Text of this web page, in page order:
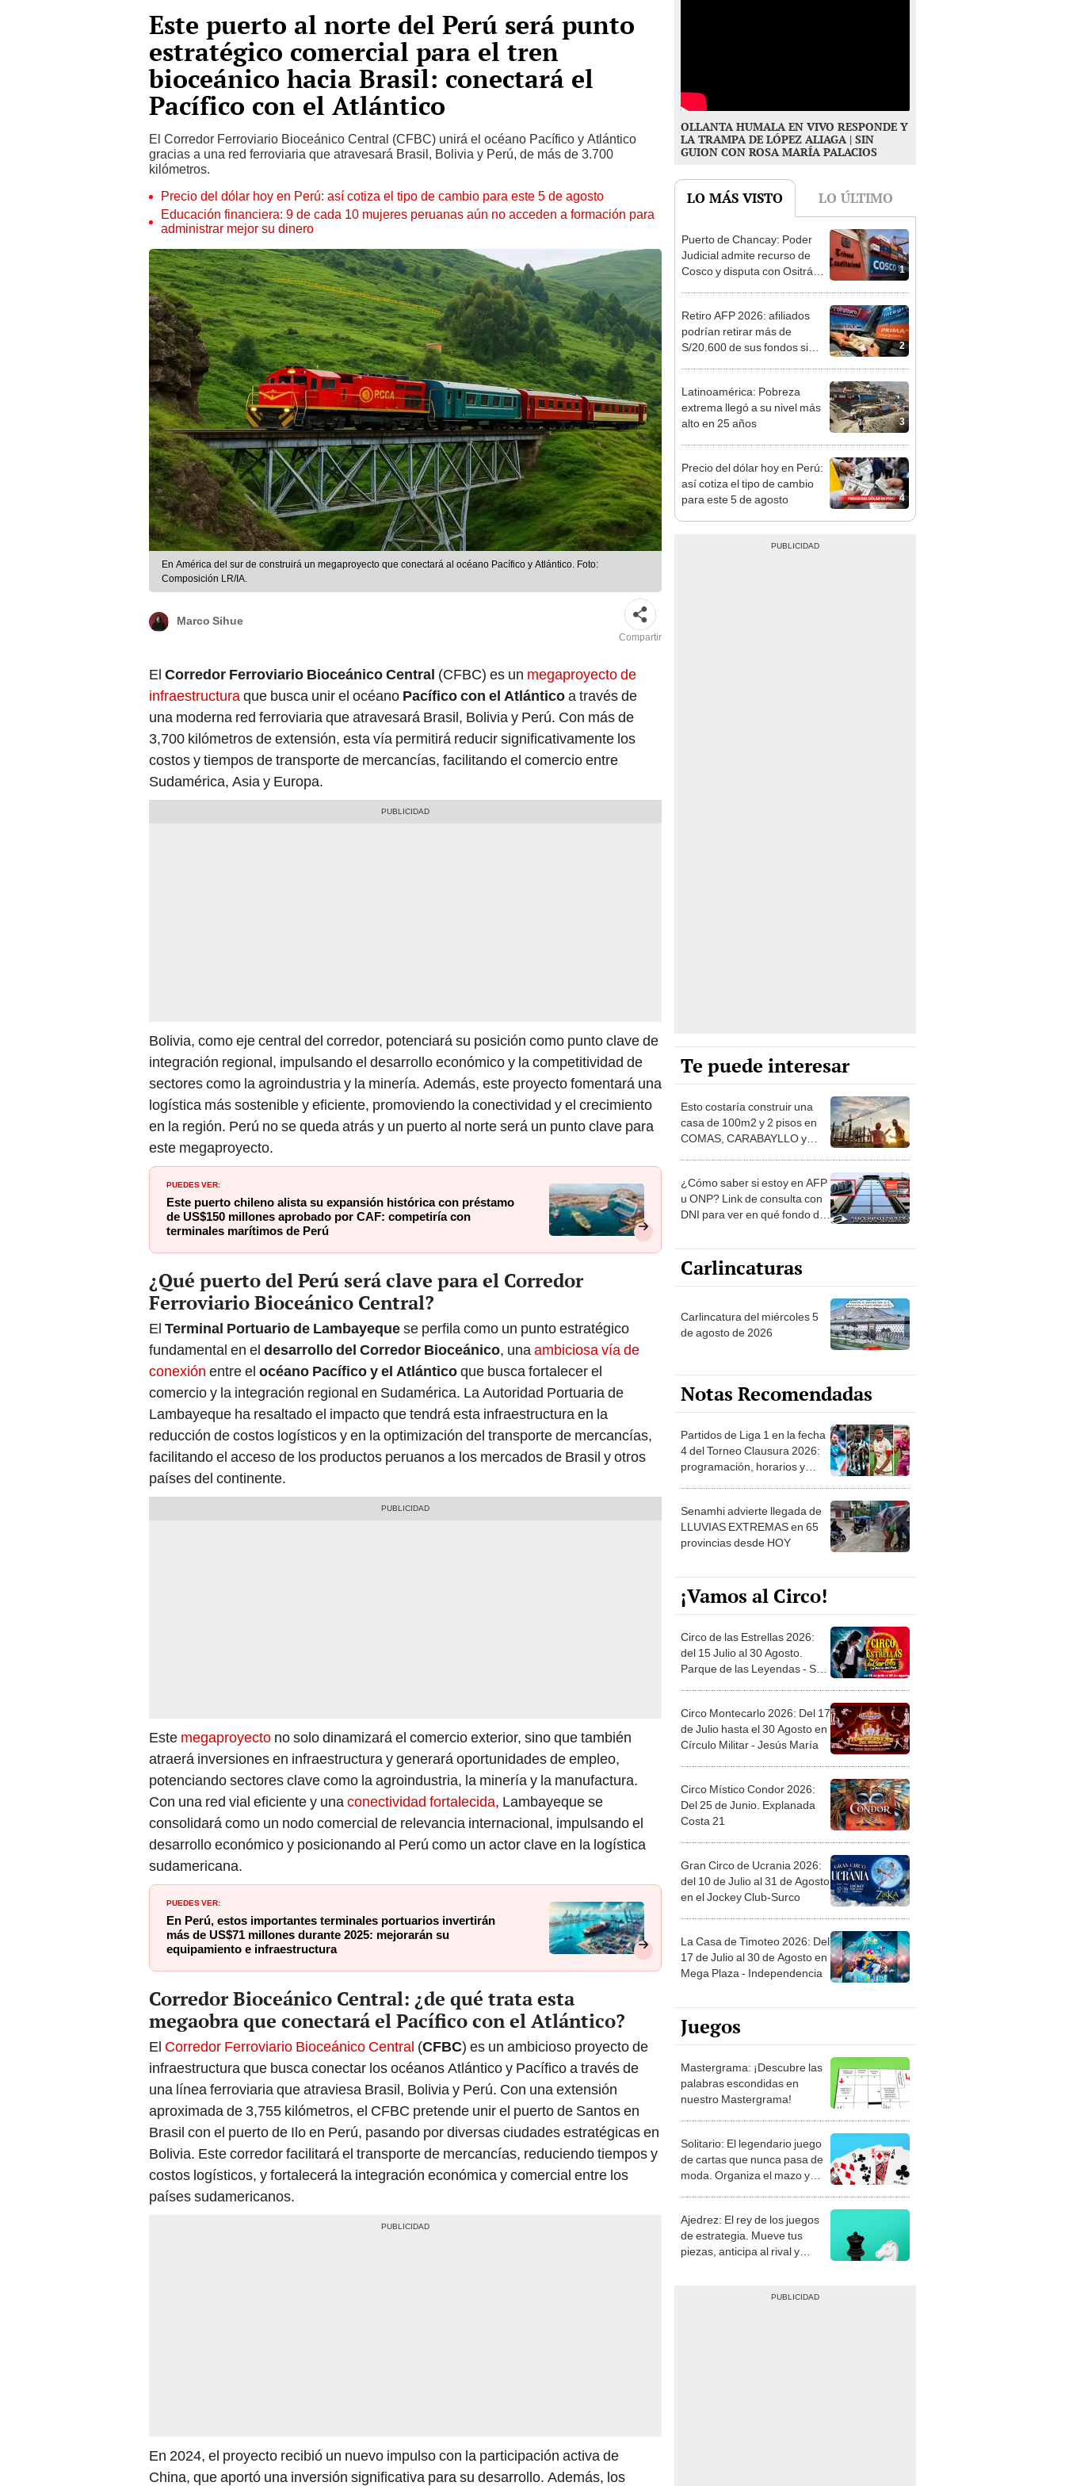
Este puerto al norte del Perú será punto
estratégico comercial para el tren
bioceánico hacia Brasil: conectará el
Pacífico con el Atlántico
El Corredor Ferroviario Bioceánico Central (CFBC) unirá el océano Pacífico y Atlántico
gracias a una red ferroviaria que atravesará Brasil, Bolivia y Perú, de más de 3.700
kilómetros.
Precio del dólar hoy en Perú: así cotiza el tipo de cambio para este 5 de agosto
Educación financiera: 9 de cada 10 mujeres peruanas aún no acceden a formación para
administrar mejor su dinero
En América del sur de construirá un megaproyecto que conectará al océano Pacífico y Atlántico. Foto:
Composición LR/IA.
Marco Sihue
Compartir
El Corredor Ferroviario Bioceánico Central (CFBC) es un megaproyecto de
infraestructuraque busca unir el océano Pacífico con el Atlánticoa través de
una moderna red ferroviaria que atravesará Brasil, Bolivia y Perú. Con más de
3,700 kilómetros de extensión, esta vía permitirá reducir significativamente los
costos y tiempos de transporte de mercancías, facilitando el comercio entre
Sudamérica, Asia y Europa.
Bolivia, como eje central del corredor, potenciará su posición como punto clave de
integración regional, impulsando el desarrollo económico y la competitividad de
sectores como la agroindustria y la minería. Además, este proyecto fomentará una
logística más sostenible y eficiente, promoviendo la conectividad y el crecimiento
en la región. Perú no se queda atrás y un puerto al norte será un punto clave para
este megaproyecto.
PUEDES VER:
Este puerto chileno alista su expansión histórica con préstamo
de US$150 millones aprobado por CAF: competiría con
terminales marítimos de Perú
¿Qué puerto del Perú será clave para el Corredor
Ferroviario Bioceánico Central?
El Terminal Portuario de Lambayequese perfila como un punto estratégico
fundamental en el desarrollo del Corredor Bioceánico, unaambiciosa vía de
conexión entre el océano Pacífico y el Atlánticoque busca fortalecer el
comercio y la integración regional en Sudamérica. La Autoridad Portuaria de
Lambayeque ha resaltado el impacto que tendrá esta infraestructura en la
reducción de costos logísticos y en la optimización del transporte de mercancías,
facilitando el acceso de los productos peruanos a los mercados de Brasil y otros
países del continente.
Este megaproyecto no solo dinamizará el comercio exterior, sino que también
atraerá inversiones en infraestructura y generará oportunidades de empleo,
potenciando sectores clave como la agroindustria, la minería y la manufactura.
Con una red vial eficiente y unaconectividad fortalecida, Lambayeque se
consolidará como un nodo comercial de relevancia internacional, impulsando el
desarrollo económico y posicionando al Perú como un actor clave en la logística
sudamericana.
PUEDES VER:
En Perú, estos importantes terminales portuarios invertirán
más de US$71 millones durante 2025: mejorarán su
equipamiento e infraestructura
Corredor Bioceánico Central: ¿de qué trata esta
megaobra que conectará el Pacífico con el Atlántico?
El Corredor Ferroviario Bioceánico Central (CFBC) es un ambicioso proyecto de
infraestructura que busca conectar los océanos Atlántico y Pacífico a través de
una línea ferroviaria que atraviesa Brasil, Bolivia y Perú. Con una extensión
aproximada de 3,755 kilómetros, el CFBC pretende unir el puerto de Santos en
Brasil con el puerto de Ilo en Perú, pasando por diversas ciudades estratégicas en
Bolivia. Este corredor facilitará el transporte de mercancías, reduciendo tiempos y
costos logísticos, y fortalecerá la integración económica y comercial entre los
países sudamericanos.
En 2024, el proyecto recibió un nuevo impulso con la participación activa de
China, que aportó una inversión significativa para su desarrollo. Además, los
OLLANTA HUMALA EN VIVO RESPONDE Y
LA TRAMPA DE LÓPEZ ALIAGA | SIN
GUION CON ROSA MARÍA PALACIOS
LO MÁS VISTO LO ÚLTIMO
1
Puerto de Chancay: Poder
Judicial admite recurso de
Cosco y disputa con Ositrán
2
Retiro AFP 2026: afiliados
podrían retirar más de
S/20.600 de sus fondos si
3
Latinoamérica: Pobreza
extrema llegó a su nivel más
alto en 25 años
4
Precio del dólar hoy en Perú:
así cotiza el tipo de cambio
para este 5 de agosto
Te puede interesar
Esto costaría construir una
casa de 100m2 y 2 pisos en
COMAS, CARABAYLLO y
¿Cómo saber si estoy en AFP
u ONP? Link de consulta con
DNI para ver en qué fondo de
Carlincaturas
Carlincatura del miércoles 5
de agosto de 2026
Notas Recomendadas
Partidos de Liga 1 en la fecha
4 del Torneo Clausura 2026:
programación, horarios y
Senamhi advierte llegada de
LLUVIAS EXTREMAS en 65
provincias desde HOY
¡Vamos al Circo!
Circo de las Estrellas 2026:
del 15 Julio al 30 Agosto.
Parque de las Leyendas - San
Circo Montecarlo 2026: Del 17
de Julio hasta el 30 Agosto en
Círculo Militar - Jesús María
Circo Místico Condor 2026:
Del 25 de Junio. Explanada
Costa 21
Gran Circo de Ucrania 2026:
del 10 de Julio al 31 de Agosto
en el Jockey Club-Surco
La Casa de Timoteo 2026: Del
17 de Julio al 30 de Agosto en
Mega Plaza - Independencia
Juegos
Mastergrama: ¡Descubre las
palabras escondidas en
nuestro Mastergrama!
Solitario: El legendario juego
de cartas que nunca pasa de
moda. Organiza el mazo y
Ajedrez: El rey de los juegos
de estrategia. Mueve tus
piezas, anticipa al rival y